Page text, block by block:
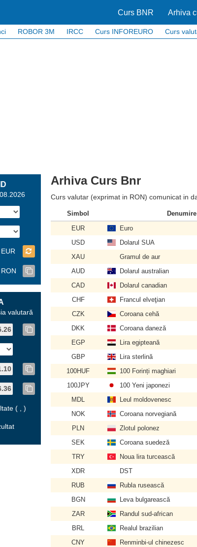
Curs BNR Arhiva
ROBOR 3M IRCC Curs INFOREURO Curs
EUR
RON
valutară
( , )
Arhiva Curs Bnr
Curs valutar (exprimat in RON) comunicat in
Simbol Denumire
EUR
Euro
USD
Dolarul SUA
XAU
Gramul de aur
AUD
Dolarul australian
CAD
Dolarul canadian
CHF
Francul elveţian
CZK
Coroana cehă
DKK
Coroana daneză
EGP
Lira egipteană
GBP
Lira sterlină
100HUF
100 Forinți maghiari
100JPY
100 Yeni japonezi
MDL
Leul moldovenesc
NOK
Coroana norvegiană
PLN
Zlotul polonez
SEK
Coroana suedeză
TRY
Noua lira turcească
XDR
DST
RUB
Rubla rusească
BGN
Leva bulgarească
ZAR
Randul sud-african
BRL
Realul brazilian
CNY
Renminbi-ul chinezesc